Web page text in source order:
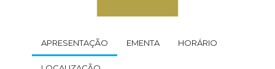
APRESENTAÇÃO EMENTA HORÁRIO